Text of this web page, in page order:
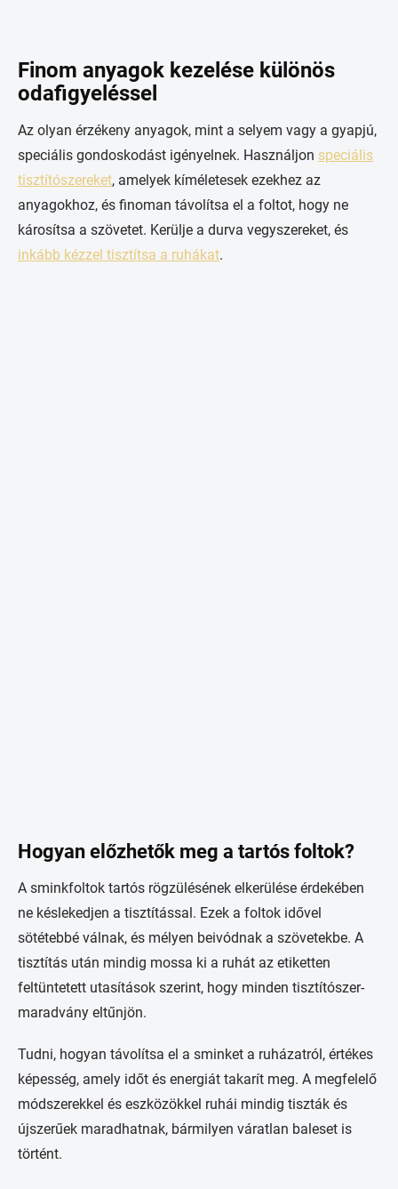
Finom anyagok kezelése különös
odafigyeléssel
Az olyan érzékeny anyagok, mint a selyem vagy a gyapjú,
speciális gondoskodást igényelnek. Használjon speciális
tisztítószereket, amelyek kíméletesek ezekhez az
anyagokhoz, és finoman távolítsa el a foltot, hogy ne
károsítsa a szövetet. Kerülje a durva vegyszereket, és
inkább kézzel tisztítsa a ruhákat.
Hogyan előzhetők meg a tartós foltok?
A sminkfoltok tartós rögzülésének elkerülése érdekében
ne késlekedjen a tisztítással. Ezek a foltok idővel
sötétebbé válnak, és mélyen beivódnak a szövetekbe. A
tisztítás után mindig mossa ki a ruhát az etiketten
feltüntetett utasítások szerint, hogy minden tisztítószer-
maradvány eltűnjön.
Tudni, hogyan távolítsa el a sminket a ruházatról, értékes
képesség, amely időt és energiát takarít meg. A megfelelő
módszerekkel és eszközökkel ruhái mindig tiszták és
újszerűek maradhatnak, bármilyen váratlan baleset is
történt.